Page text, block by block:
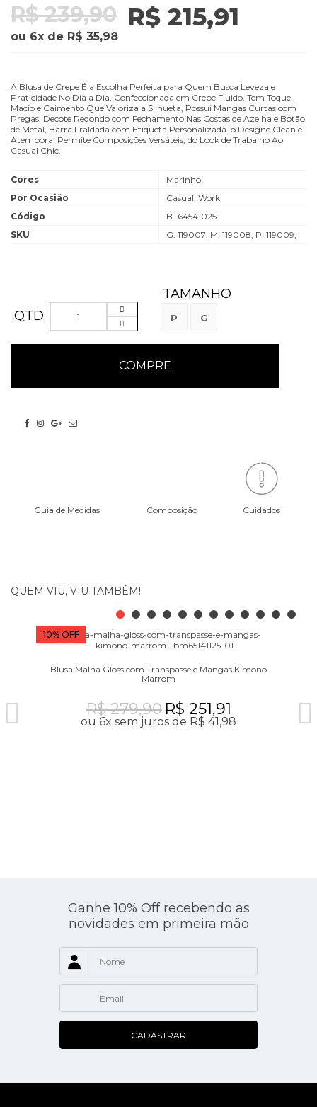
R$ 239,90 R$ 215,91
ou 6x de R$ 35,98
A Blusa de Crepe É a Escolha Perfeita para Quem Busca Leveza e
Praticidade No Dia a Dia, Confeccionada em Crepe Fluido, Tem Toque
Macio e Caimento Que Valoriza a Silhueta, Possui Mangas Curtas com
Pregas, Decote Redondo com Fechamento Nas Costas de Azelha e Botão
de Metal, Barra Fraldada com Etiqueta Personalizada. o Designe Clean e
Atemporal Permite Composições Versáteis, do Look de Trabalho Ao
Casual Chic.
Cores
Marinho
Por Ocasião
Casual, Work
Código
BT64541025
SKU
G: 119007; M: 119008; P: 119009;
QTD.
TAMANHO
P G
Guia de Medidas Composição Cuidados
QUEM VIU, VIU TAMBÉM!
Blusa Malha Gloss com Transpasse e Mangas Kimono
Marrom
R$ 279,90 R$ 251,91
ou 6x sem juros de R$ 41,98
10% OFF
Ganhe 10% Off recebendo as
novidades em primeira mão
CADASTRAR